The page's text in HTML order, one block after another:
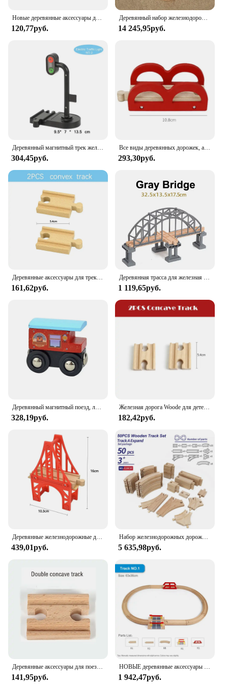
Новые деревянные аксессуары для гусениц, детали железнодорожного троса из бука, подходят для брендовых деревянных гусениц, развивающие игрушки для детей
120,77руб.
Деревянный набор железнодорожных дорожек, детский деревянный железнодорожный пазл, слот, транзит, деревянный рельс, транзит, деревянный поезд, железная дорога, электрические игрушечные поезда для детей
14 245,95руб.
Деревянный магнитный трек железной дороги, набор аксессуаров, дорожный светильник рь, железная дорога, железная дорога, подходит для деревянного трека, обучающие игрушки
304,45руб.
Все виды деревянных дорожек, аксессуары, железнодорожные дорожки из бука, деревянный мостовой туннель, подходящий для деревянных гусениц, игрушки для детей
293,30руб.
161,62руб. 1 119,65руб.
328,19руб.
Железная дорога Woode для детей, деревянный трек из бука, все виды, детали для железной дороги, подходят для всех брендов, игрушки для детей
182,42руб.
439,01руб.
Набор железнодорожных дорожек из бука, деревянные треки для поезда, подходят для всех брендов, развивающие игрушки для детей, 50 шт.
5 635,98руб.
141,95руб. 1 942,47руб.